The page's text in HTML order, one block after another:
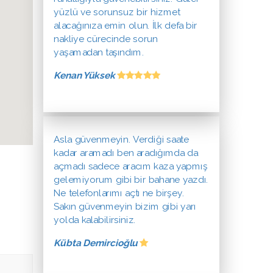
yüzlü ve sorunsuz bir hizmet
alacağınıza emin olun. İlk defa bir
nakliye cürecinde sorun
yaşamadan taşındım.
Kenan Yüksek
Asla güvenmeyin. Verdiği saate
kadar aramadı ben aradığımda da
açmadı sadece aracım kaza yapmış
gelemiyorum gibi bir bahane yazdı.
Ne telefonlarımı açtı ne birşey.
Sakın güvenmeyin bizim gibi yarı
yolda kalabilirsiniz.
Kübta Demircioğlu